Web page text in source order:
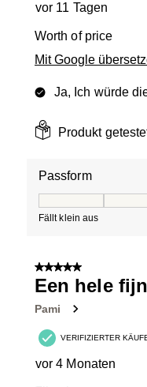
vor 11 Tagen
Worth of price
Mit Google
Ja, Ich würde
Produkt
Passform
Fällt klein aus
5 von 5 Sternen.
Een hele
Pami
VERIFIZIERTER
vor 4 Monaten